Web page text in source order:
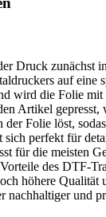
Druck zunächst
auf eine
wird die Folie mit
Artikel gepresst,
der Folie löst,
perfekt für
für die meisten
des DTF-
höhere Qualität
nachhaltiger und